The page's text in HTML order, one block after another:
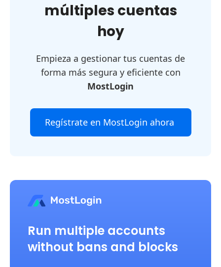
múltiples cuentas
hoy
Empieza a gestionar tus cuentas de
forma más segura y eficiente con
MostLogin
Regístrate en MostLogin ahora
Run multiple accounts
without bans and blocks